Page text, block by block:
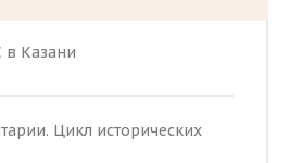
Казани
Цикл исторических